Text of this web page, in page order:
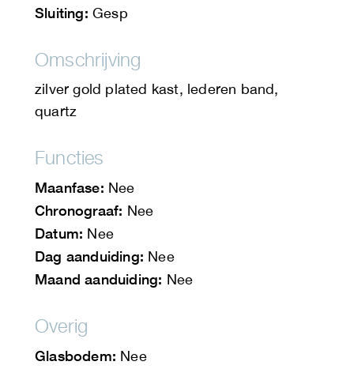
Sluiting: Gesp
Omschrijving
zilver gold plated kast, lederen band,
quartz
Functies
Maanfase: Nee
Chronograaf: Nee
Datum: Nee
Dag aanduiding: Nee
Maand aanduiding: Nee
Overig
Glasbodem: Nee